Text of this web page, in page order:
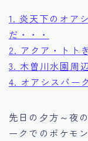
1. 炎天下のオア
だ・・・
2. アクア・トト
3. 木曽川水園周辺
4. オアシスパー
先日の夕方～夜
ークでのポケモ